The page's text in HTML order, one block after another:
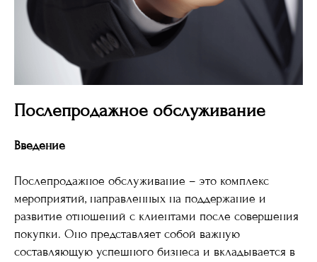
Послепродажное обслуживание
Введение
Послепродажное обслуживание – это комплекс
мероприятий, направленных на поддержание и
развитие отношений с клиентами после совершения
покупки. Оно представляет собой важную
составляющую успешного бизнеса и вкладывается в